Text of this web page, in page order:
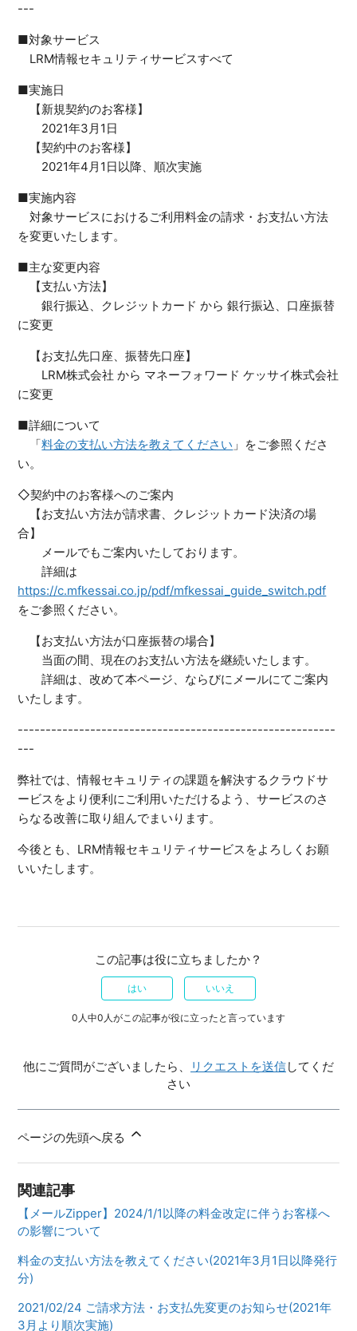
---
■対象サービス
LRM情報セキュリティサービスすべて
■実施日
【新規契約のお客様】
2021年3月1日
【契約中のお客様】
2021年4月1日以降、順次実施
■実施内容
対象サービスにおけるご利用料金の請求・お支払い方法
を変更いたします。
■主な変更内容
【支払い方法】
銀行振込、クレジットカード から 銀行振込、口座振替
に変更
【お支払先口座、振替先口座】
LRM株式会社 から マネーフォワード ケッサイ株式会社
に変更
■詳細について
「料金の支払い方法を教えてください 」をご参照くださ
い。
◇契約中のお客様へのご案内
【お支払い方法が請求書、クレジットカード決済の場
合】
メールでもご案内いたしております。
詳細は
https://c.mfkessai.co.jp/pdf/mfkessai_guide_switch.pdf
をご参照ください。
【お支払い方法が口座振替の場合】
当面の間、現在のお支払い方法を継続いたします。
詳細は、改めて本ページ、ならびにメールにてご案内
いたします。
---------------------------------------------------------
---
弊社では、情報セキュリティの課題を解決するクラウドサ
ービスをより便利にご利用いただけるよう、サービスのさ
らなる改善に取り組んでまいります。
今後とも、LRM情報セキュリティサービスをよろしくお願
いいたします。
この記事は役に立ちましたか？
はい いいえ
0人中0人がこの記事が役に立ったと言っています
他にご質問がございましたら、 リクエストを送信してくだ
さい
ページの先頭へ戻る
関連記事
【メールZipper】2024/1/1以降の料金改定に伴うお客様へ
の影響について
料金の支払い方法を教えてください(2021年3月1日以降発行
分)
2021/02/24 ご請求方法・お支払先変更のお知らせ(2021年
3月より順次実施)